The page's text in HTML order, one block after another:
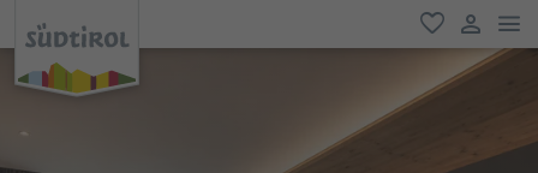
favoriti
user link